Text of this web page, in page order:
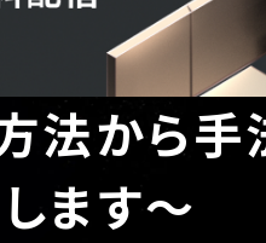
法から手
ます～